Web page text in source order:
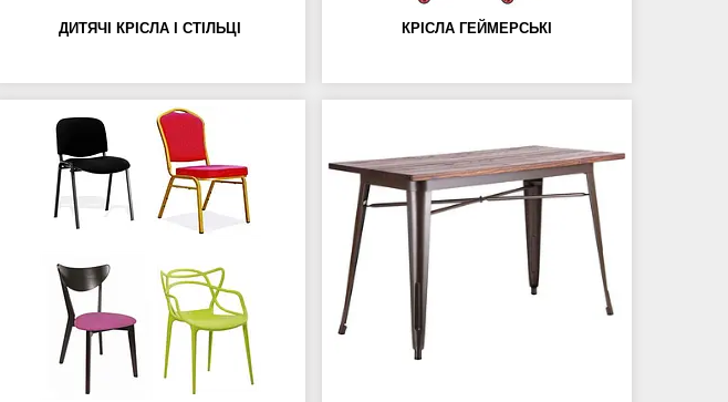
ДИТЯЧІ КРІСЛА І СТІЛЬЦІ КРІСЛА ГЕЙМЕРСЬКІ